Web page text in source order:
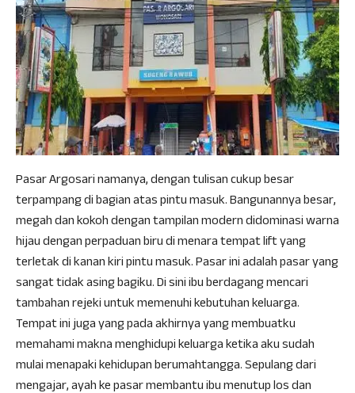
Pasar Argosari namanya, dengan tulisan cukup besar
terpampang di bagian atas pintu masuk. Bangunannya besar,
megah dan kokoh dengan tampilan modern didominasi warna
hijau dengan perpaduan biru di menara tempat lift yang
terletak di kanan kiri pintu masuk. Pasar ini adalah pasar yang
sangat tidak asing bagiku. Di sini ibu berdagang mencari
tambahan rejeki untuk memenuhi kebutuhan keluarga.
Tempat ini juga yang pada akhirnya yang membuatku
memahami makna menghidupi keluarga ketika aku sudah
mulai menapaki kehidupan berumahtangga. Sepulang dari
mengajar, ayah ke pasar membantu ibu menutup los dan